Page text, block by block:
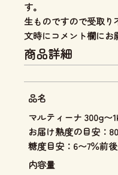
す。
生ものですので受取り
文時にコメント欄にお
商品詳細
品名
マルティーナ 300g〜
お届け熟度の目安：
糖度目安：6〜7％前後
内容量